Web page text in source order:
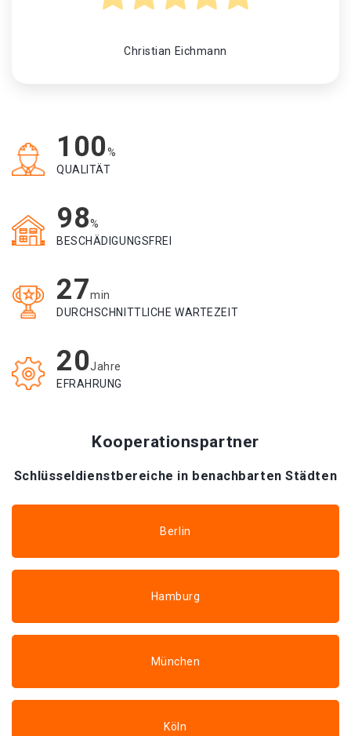
Christian Eichmann
100%
QUALITÄT
98%
BESCHÄDIGUNGSFREI
27min
DURCHSCHNITTLICHE WARTEZEIT
20Jahre
EFRAHRUNG
Kooperationspartner
Schlüsseldienstbereiche in benachbarten Städten
Berlin
Hamburg
München
Köln